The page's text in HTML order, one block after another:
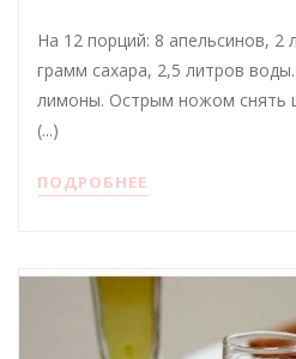
На 12 порций: 8 апельсинов, 2
грамм сахара, 2,5 литров
лимоны. Острым ножом снять
(...)
ПОДРОБНЕЕ